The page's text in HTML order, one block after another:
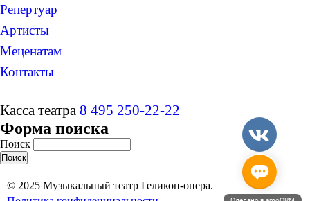
Репертуар
Артисты
Меценатам
Контакты
Касса театра 8 495 250-22-22
Форма поиска
Поиск
© 2025 Музыкальный театр Геликон-опера.